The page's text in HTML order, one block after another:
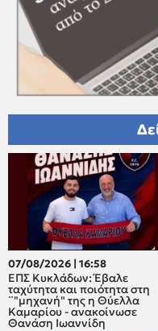
07/08/2026 | 16:58
ΕΠΣ Κυκλάδων: Έβαλε
ταχύτητα και ποιότητα στη
¨"μηχανή" της η Θύελλα
Καμαρίου - ανακοίνωσε
Θανάση Ιωαννίδη